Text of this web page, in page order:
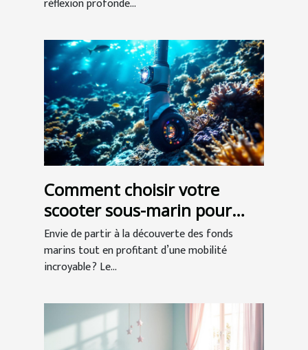
réflexion profonde...
Comment choisir votre
scooter sous-marin pour
l'exploration ?
Envie de partir à la découverte des fonds
marins tout en profitant d’une mobilité
incroyable ? Le...